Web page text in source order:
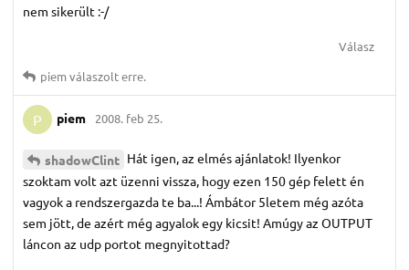
nem sikerült :-/
Válasz
piemválaszolt erre.
P piem 2008. feb 25.
shadowClint Hát igen, az elmés ajánlatok! Ilyenkor
szoktam volt azt üzenni vissza, hogy ezen 150 gép felett én
vagyok a rendszergazda te ba...! Ámbátor 5letem még azóta
sem jött, de azért még agyalok egy kicsit! Amúgy az OUTPUT
láncon az udp portot megnyitottad?